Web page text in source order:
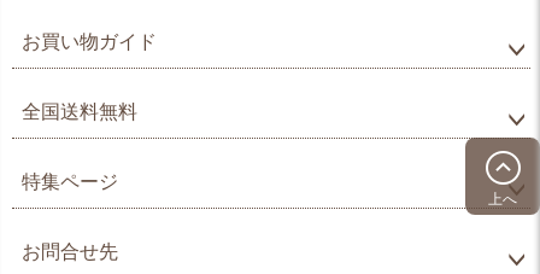
上へ
お買い物ガイド
全国送料無料
特集ページ
お問合せ先